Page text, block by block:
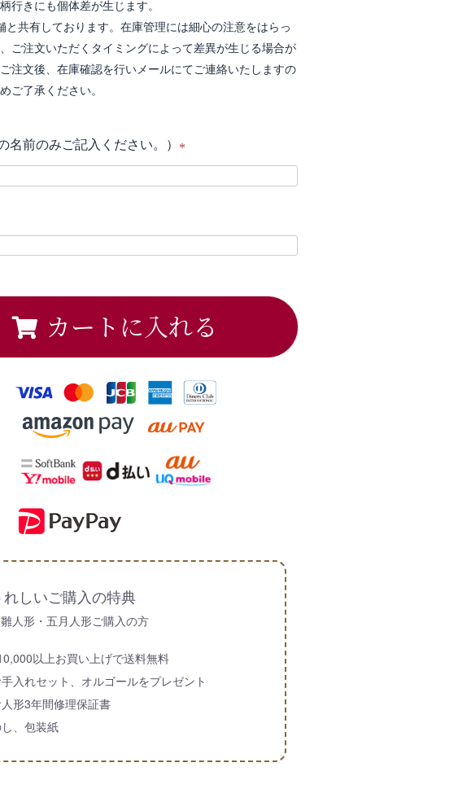
行きにも個体差が生じます。
と共有しております。在庫管理には細心の注意をはらっ
ご注文いただくタイミングによって差異が生じる場合が
注文後、在庫確認を行いメールにてご連絡いたしますの
ご了承ください。
名前のみご記入ください。）
カートに入れる
れしいご購入の特典
雛人形・五月人形ご購入の方
以上お買い上げで送料無料
入れセット、オルゴールをプレゼント
形3年間修理保証書
、包装紙